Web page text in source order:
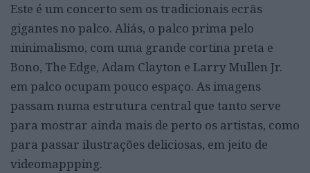
Este é um concerto sem os tradicionais ecrãs
gigantes no palco. Aliás, o palco prima pelo
minimalismo, com uma grande cortina preta e
Bono, The Edge, Adam Clayton e Larry Mullen Jr.
em palco ocupam pouco espaço. As imagens
passam numa estrutura central que tanto serve
para mostrar ainda mais de perto os artistas, como
para passar ilustrações deliciosas, em jeito de
videomappping.